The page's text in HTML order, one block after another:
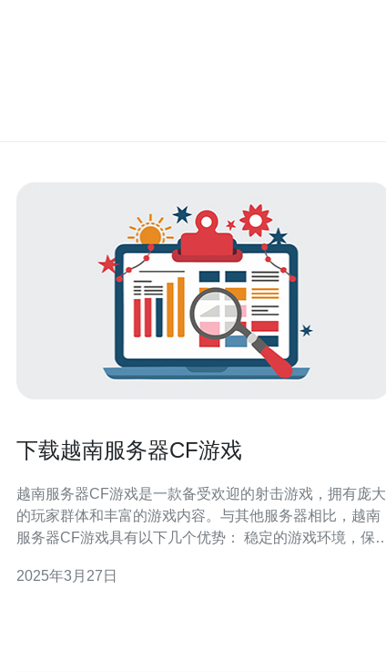
下载越南服务器CF游戏
越南服务器CF游戏是一款备受欢迎的射击游戏，拥有庞大
的玩家群体和丰富的游戏内容。与其他服务器相比，越南
服务器CF游戏具有以下几个优势： 稳定的游戏环境，保证
求。 全新的游戏地图和武器，带来更多的战斗乐趣。 活跃
2025年3月27日